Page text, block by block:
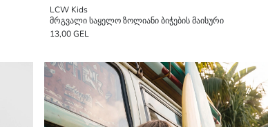
LCW Kids
მრგვალი საყელო ზოლიანი ბიჭების მაისური
13,00 GEL